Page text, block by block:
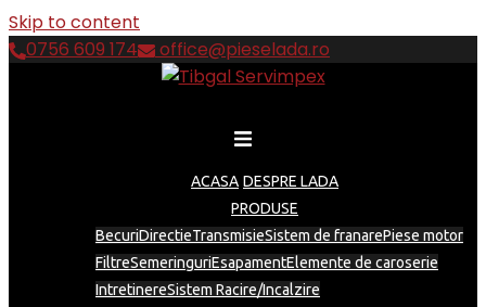
Skip to content
0756 609 174
office@pieselada.ro
ACASA DESPRE LADA
PRODUSE
BecuriDirectieTransmisieSistem de franarePiese motor
FiltreSemeringuriEsapamentElemente de caroserie
IntretinereSistem Racire/Incalzire